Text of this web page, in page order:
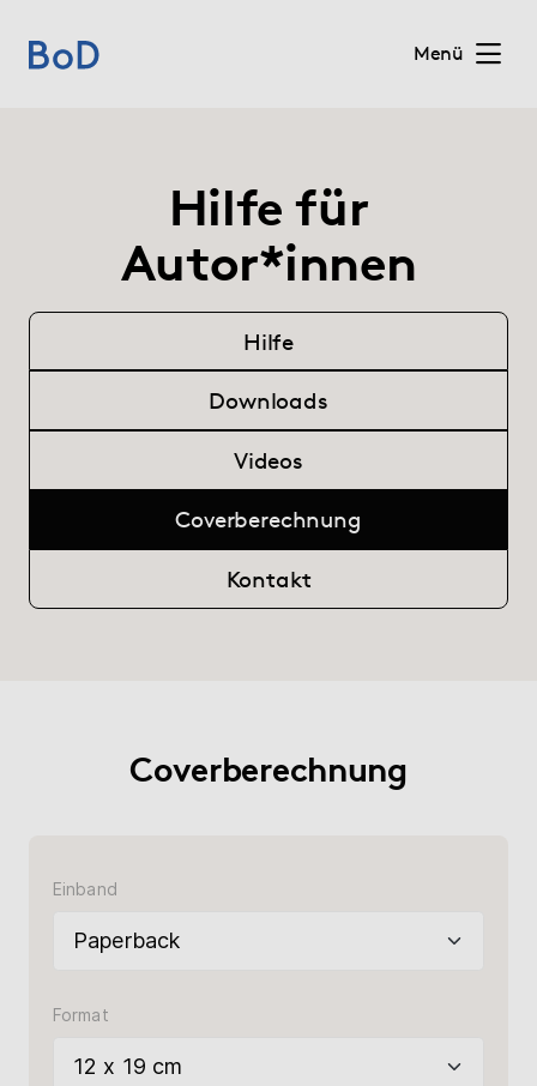
Menü
Leistungen
Shop
Hilfe
Hilfe für
Autor*innen
Hilfe
Downloads
Videos
Coverberechnung
Kontakt
Coverberechnung
Einband
Format